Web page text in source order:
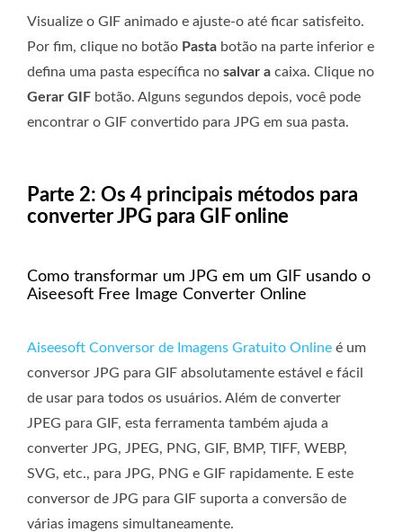
Visualize o GIF animado e ajuste-o até ficar satisfeito.
Por fim, clique no botão Pasta botão na parte inferior e
defina uma pasta específica no salvar a caixa. Clique no
Gerar GIF botão. Alguns segundos depois, você pode
encontrar o GIF convertido para JPG em sua pasta.
Parte 2: Os 4 principais métodos para
converter JPG para GIF online
Como transformar um JPG em um GIF usando o
Aiseesoft Free Image Converter Online
Aiseesoft Conversor de Imagens Gratuito Online é um
conversor JPG para GIF absolutamente estável e fácil
de usar para todos os usuários. Além de converter
JPEG para GIF, esta ferramenta também ajuda a
converter JPG, JPEG, PNG, GIF, BMP, TIFF, WEBP,
SVG, etc., para JPG, PNG e GIF rapidamente. E este
conversor de JPG para GIF suporta a conversão de
várias imagens simultaneamente.